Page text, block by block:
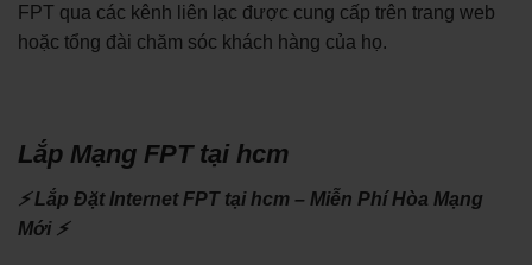
FPT qua các kênh liên lạc được cung cấp trên trang web
hoặc tổng đài chăm sóc khách hàng của họ.
Lắp Mạng FPT tại hcm
⚡ Lắp Đặt Internet FPT tại hcm – Miễn Phí Hòa Mạng
Mới ⚡